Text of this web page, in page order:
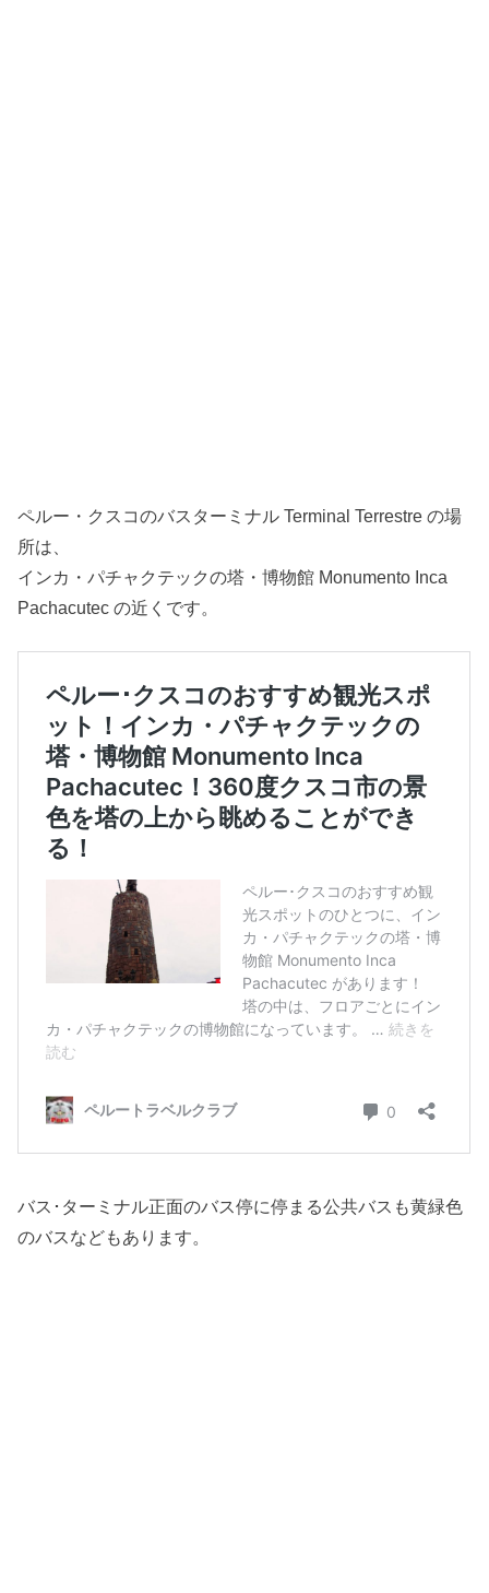
ペルー・クスコのバスターミナル Terminal Terrestre の場
所は、
インカ・パチャクテックの塔・博物館 Monumento Inca
Pachacutec の近くです。
バス･ターミナル正面のバス停に停まる公共バスも黄緑色
のバスなどもあります。